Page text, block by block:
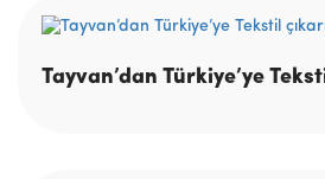
Tayvan’dan Türkiye’ye